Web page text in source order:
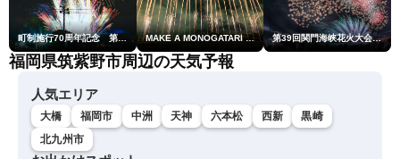
町制施行70周年記念 第48回南種子町ロケット祭 MAKE A MONOGATARI 2026 第39回関門海峡花火大会(門司側)
福岡県筑紫野市周辺の天気予報
人気エリア
大橋 福岡市 中洲 天神 六本松 西新
黒崎
北九州市